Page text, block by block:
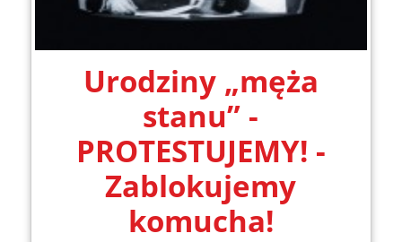
Urodziny „męża
stanu” -
PROTESTUJEMY! -
Zablokujemy
komucha!